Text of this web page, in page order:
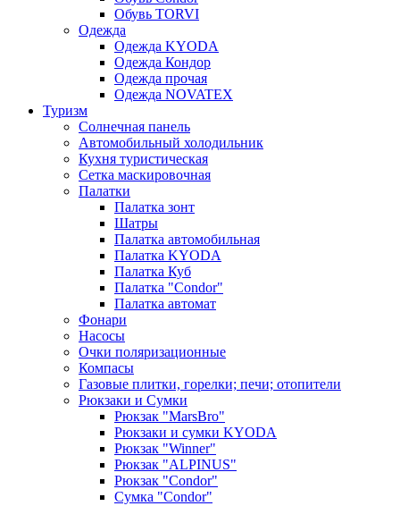
Обувь TORVI
Одежда
Одежда KYODA
Одежда Кондор
Одежда прочая
Одежда NOVATEX
Туризм
Солнечная панель
Автомобильный холодильник
Кухня туристическая
Сетка маскировочная
Палатки
Палатка зонт
Шатры
Палатка автомобильная
Палатка KYODA
Палатка Куб
Палатка "Condor"
Палатка автомат
Фонари
Насосы
Очки поляризационные
Компасы
Газовые плитки, горелки; печи; отопители
Рюкзаки и Сумки
Рюкзак "MarsBro"
Рюкзаки и сумки KYODA
Рюкзак "Winner"
Рюкзак "ALPINUS"
Рюкзак "Condor"
Сумка "Condor"